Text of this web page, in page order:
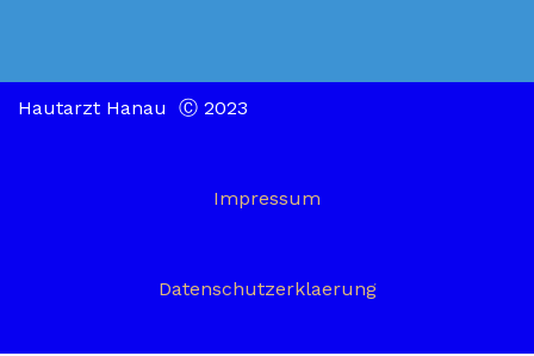
Hautarzt Hanau Ⓒ 2023
Impressum
Datenschutzerklaerung